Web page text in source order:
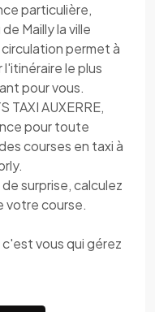
particulière,
Mailly la ville
permet à
l'itinéraire le plus
pour vous.
TAXI AUXERRE,
pour toute
courses en taxi à
de surprise, calculez
votre course.
c'est vous qui gérez